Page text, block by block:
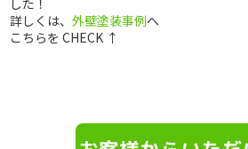
した！
詳しくは、外壁塗装事例へ
こちらを CHECK ↑